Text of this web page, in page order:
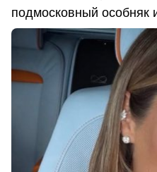
подмосковный